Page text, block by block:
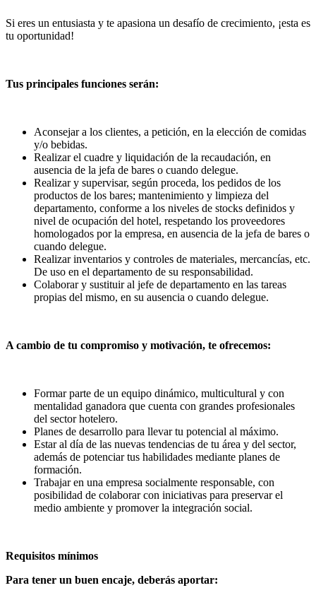
Si eres un entusiasta y te apasiona un desafío de crecimiento, ¡esta es
tu oportunidad!
Tus principales funciones serán:
Aconsejar a los clientes, a petición, en la elección de comidas
y/o bebidas.
Realizar el cuadre y liquidación de la recaudación, en
ausencia de la jefa de bares o cuando delegue.
Realizar y supervisar, según proceda, los pedidos de los
productos de los bares; mantenimiento y limpieza del
departamento, conforme a los niveles de stocks definidos y
nivel de ocupación del hotel, respetando los proveedores
homologados por la empresa, en ausencia de la jefa de bares o
cuando delegue.
Realizar inventarios y controles de materiales, mercancías, etc.
De uso en el departamento de su responsabilidad.
Colaborar y sustituir al jefe de departamento en las tareas
propias del mismo, en su ausencia o cuando delegue.
A cambio de tu compromiso y motivación, te ofrecemos:
Formar parte de un equipo dinámico, multicultural y con
mentalidad ganadora que cuenta con grandes profesionales
del sector hotelero.
Planes de desarrollo para llevar tu potencial al máximo.
Estar al día de las nuevas tendencias de tu área y del sector,
además de potenciar tus habilidades mediante planes de
formación.
Trabajar en una empresa socialmente responsable, con
posibilidad de colaborar con iniciativas para preservar el
medio ambiente y promover la integración social.
Requisitos mínimos
Para tener un buen encaje, deberás aportar: